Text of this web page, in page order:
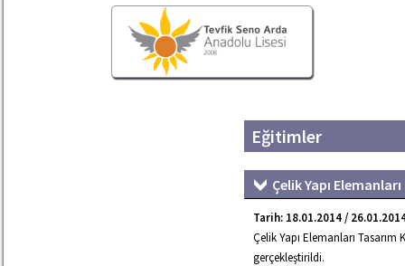
Eğitimler
Çelik Yapı
Tarih: 18.01.2014 /
Çelik Yapı Elemanları
gerçekleştirildi.